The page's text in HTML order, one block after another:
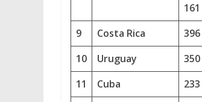
161
9 Costa Rica 396
10
Uruguay 350
11
Cuba 233